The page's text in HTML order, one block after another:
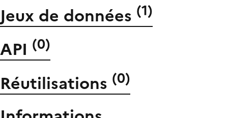
Jeux de données (1)
API (0)
Réutilisations (0)